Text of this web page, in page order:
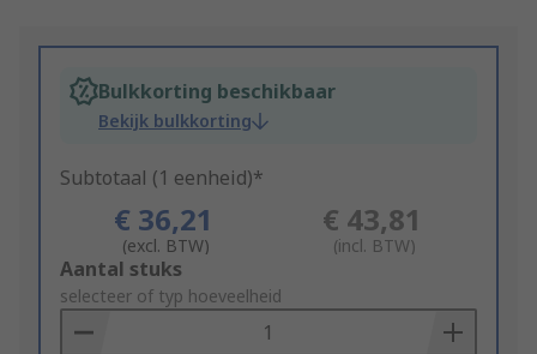
Bulkkorting beschikbaar
Bekijk bulkkorting
Subtotaal (1 eenheid)*
€ 36,21
(excl. BTW)
€ 43,81
(incl. BTW)
Add
to
Basket
Aantal stuks
selecteer of typ hoeveelheid